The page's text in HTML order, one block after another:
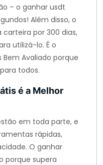
– o ganhar usdt
Além disso, o
por 300 dias,
utilizá-lo. É o
Bem Avaliado porque
todos.
é a Melhor
em toda parte, e
rápidas,
O ganhar
porque supera